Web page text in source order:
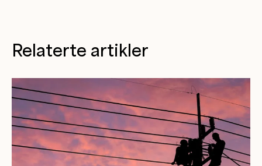
Relaterte artikler